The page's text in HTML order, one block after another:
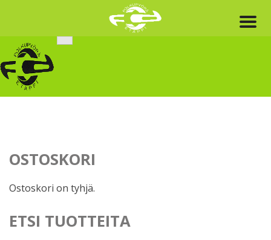
content
OSTOSKORI
Ostoskori on tyhjä.
ETSI TUOTTEITA